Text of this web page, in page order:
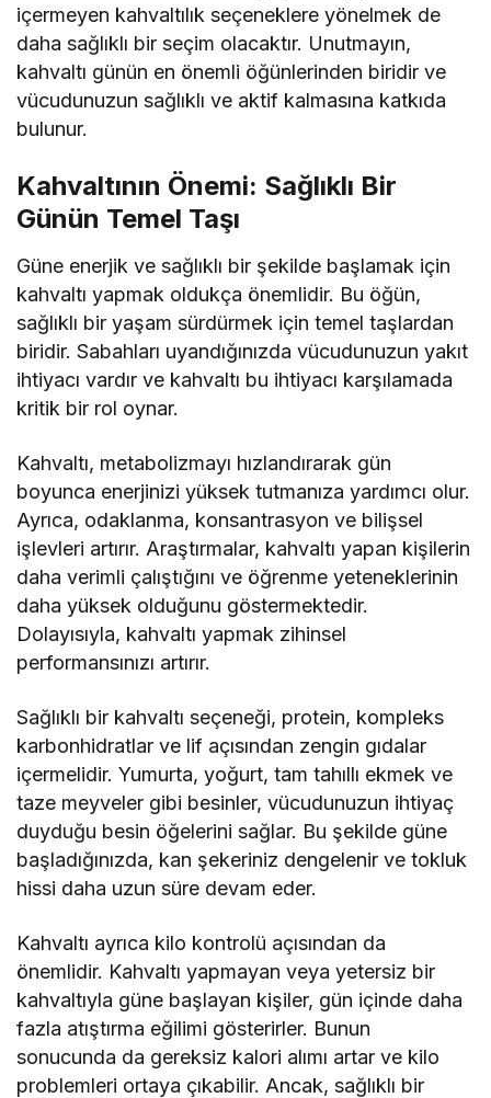
içermeyen kahvaltılık seçeneklere yönelmek de
daha sağlıklı bir seçim olacaktır. Unutmayın,
kahvaltı günün en önemli öğünlerinden biridir ve
vücudunuzun sağlıklı ve aktif kalmasına katkıda
bulunur.
Kahvaltının Önemi: Sağlıklı Bir
Günün Temel Taşı
Güne enerjik ve sağlıklı bir şekilde başlamak için
kahvaltı yapmak oldukça önemlidir. Bu öğün,
sağlıklı bir yaşam sürdürmek için temel taşlardan
biridir. Sabahları uyandığınızda vücudunuzun yakıt
ihtiyacı vardır ve kahvaltı bu ihtiyacı karşılamada
kritik bir rol oynar.
Kahvaltı, metabolizmayı hızlandırarak gün
boyunca enerjinizi yüksek tutmanıza yardımcı olur.
Ayrıca, odaklanma, konsantrasyon ve bilişsel
işlevleri artırır. Araştırmalar, kahvaltı yapan kişilerin
daha verimli çalıştığını ve öğrenme yeteneklerinin
daha yüksek olduğunu göstermektedir.
Dolayısıyla, kahvaltı yapmak zihinsel
performansınızı artırır.
Sağlıklı bir kahvaltı seçeneği, protein, kompleks
karbonhidratlar ve lif açısından zengin gıdalar
içermelidir. Yumurta, yoğurt, tam tahıllı ekmek ve
taze meyveler gibi besinler, vücudunuzun ihtiyaç
duyduğu besin öğelerini sağlar. Bu şekilde güne
başladığınızda, kan şekeriniz dengelenir ve tokluk
hissi daha uzun süre devam eder.
Kahvaltı ayrıca kilo kontrolü açısından da
önemlidir. Kahvaltı yapmayan veya yetersiz bir
kahvaltıyla güne başlayan kişiler, gün içinde daha
fazla atıştırma eğilimi gösterirler. Bunun
sonucunda da gereksiz kalori alımı artar ve kilo
problemleri ortaya çıkabilir. Ancak, sağlıklı bir